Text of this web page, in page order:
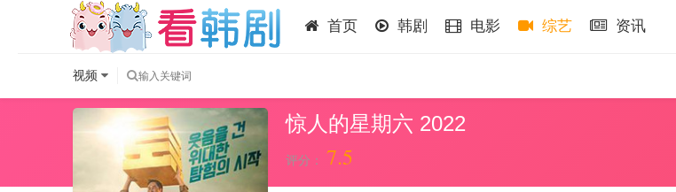
首页 韩剧 电影 综艺 资讯
视频
惊人的星期六 2022
评分： 7.5